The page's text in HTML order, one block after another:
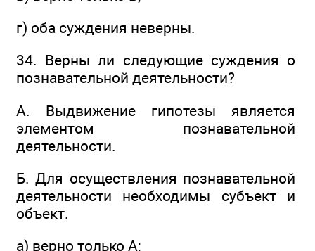
г) оба суждения неверны.
34. Верны ли следующие суждения о
познавательной деятельности?
А. Выдвижение гипотезы является
элементом познавательной
деятельности.
Б. Для осуществления познавательной
деятельности необходимы субъект и
объект.
а) верно только А;